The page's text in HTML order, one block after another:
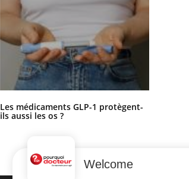
Les médicaments GLP-1 protègent-
ils aussi les os ?
Welcome